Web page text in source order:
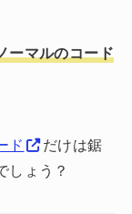
ーマルのコード
ド
だけは鋸
しょう？